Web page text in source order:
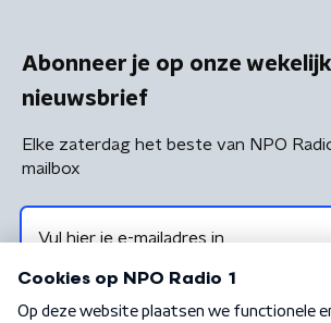
Abonneer je op onze
nieuwsbrief
Elke zaterdag het beste van NPO
mailbox